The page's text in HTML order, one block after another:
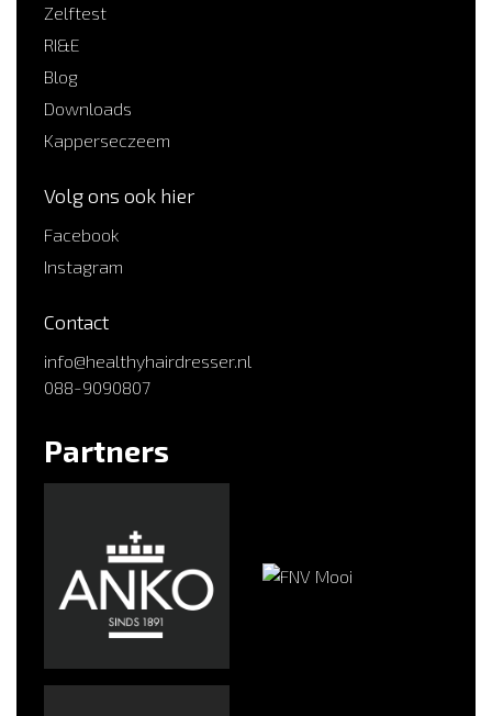
Zelftest
RI&E
Blog
Downloads
Kapperseczeem
Volg ons ook hier
Facebook
Instagram
Contact
info@healthyhairdresser.nl
088-9090807
Partners